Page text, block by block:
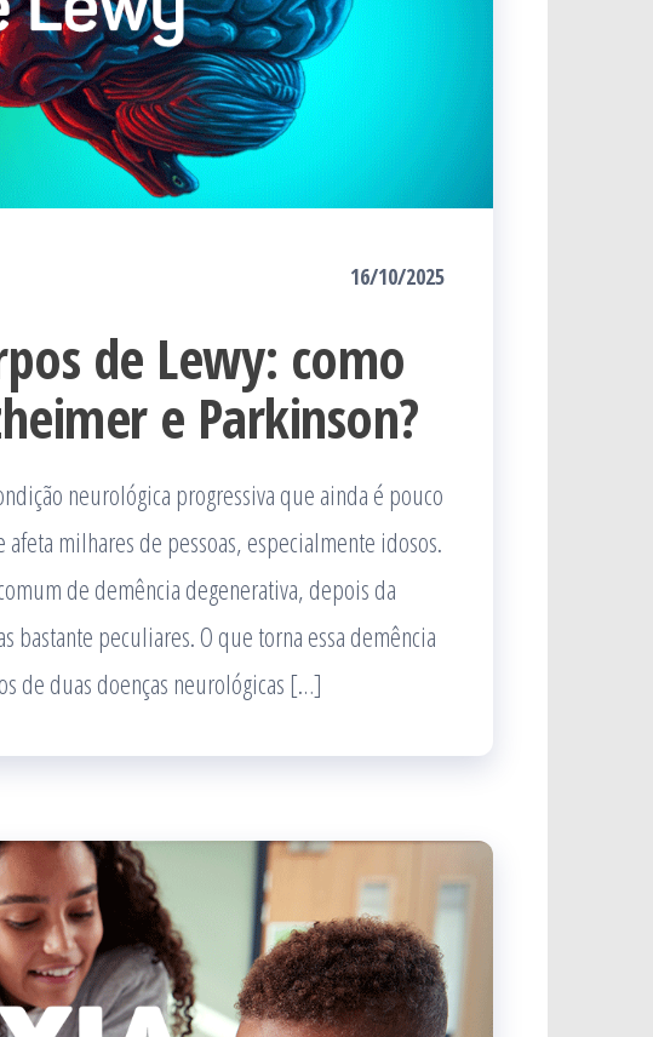
16/10/2025
de Lewy: como
e Parkinson?
neurológica progressiva que ainda é pouco
milhares de pessoas, especialmente idosos.
de demência degenerativa, depois da
bastante peculiares. O que torna essa demência
de duas doenças neurológicas […]